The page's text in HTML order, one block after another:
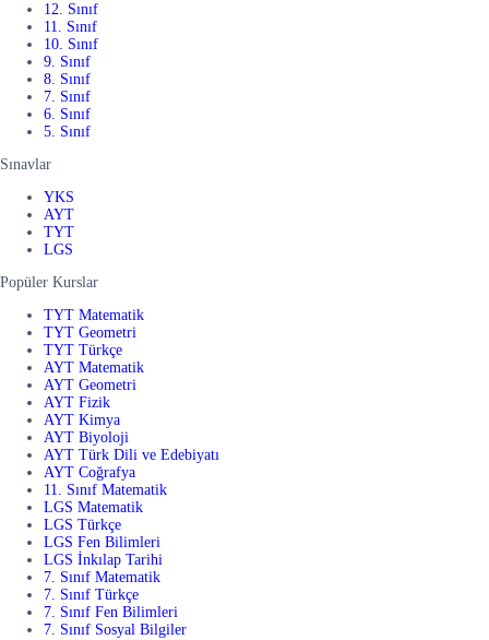
12. Sınıf
11. Sınıf
10. Sınıf
9. Sınıf
8. Sınıf
7. Sınıf
6. Sınıf
5. Sınıf
Sınavlar
YKS
AYT
TYT
LGS
Popüler Kurslar
TYT Matematik
TYT Geometri
TYT Türkçe
AYT Matematik
AYT Geometri
AYT Fizik
AYT Kimya
AYT Biyoloji
AYT Türk Dili ve Edebiyatı
AYT Coğrafya
11. Sınıf Matematik
LGS Matematik
LGS Türkçe
LGS Fen Bilimleri
LGS İnkılap Tarihi
7. Sınıf Matematik
7. Sınıf Türkçe
7. Sınıf Fen Bilimleri
7. Sınıf Sosyal Bilgiler